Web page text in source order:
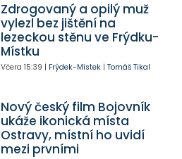
Zdrogovaný a opilý muž
vylezl bez jištění na
lezeckou stěnu ve Frýdku-
Místku
Včera 15:39 | Frýdek-Místek| Tomáš Tikal
Nový český film Bojovník
ukáže ikonická místa
Ostravy, místní ho uvidí
mezi prvními